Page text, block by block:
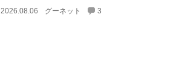
2026.08.06 グーネット 3